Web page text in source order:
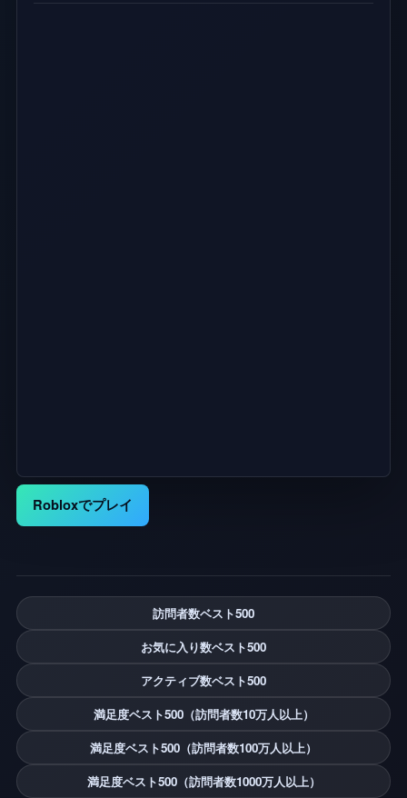
Robloxでプレイ
訪問者数ベスト500
お気に入り数ベスト500
アクティブ数ベスト500
満足度ベスト500（訪問者数10万人以上）
満足度ベスト500（訪問者数100万人以上）
満足度ベスト500（訪問者数1000万人以上）